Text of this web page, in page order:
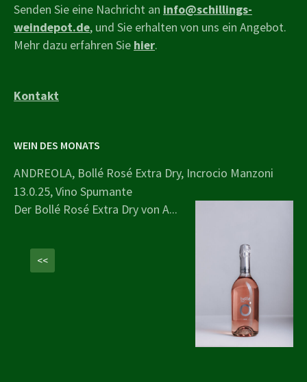
Senden Sie eine Nachricht an info@schillings-
weindepot.de, und Sie erhalten von uns ein Angebot.
Mehr dazu erfahren Sie hier.
Kontakt
WEIN DES MONATS
ANDREOLA, Bollé Rosé Extra Dry, Incrocio Manzoni
13.0.25, Vino Spumante
Der Bollé Rosé Extra Dry von A...
<<